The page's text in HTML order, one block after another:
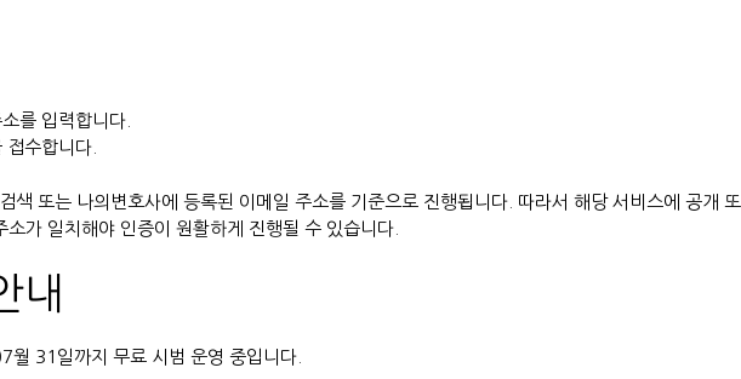
를 입력합니다.
수합니다.
색 또는 나의변호사에 등록된 이메일 주소를 기준으로 진행됩니다. 따라서 해당 서비스에 공개 또
가 일치해야 인증이 원활하게 진행될 수 있습니다.
내
31일까지 무료 시범 운영 중입니다.